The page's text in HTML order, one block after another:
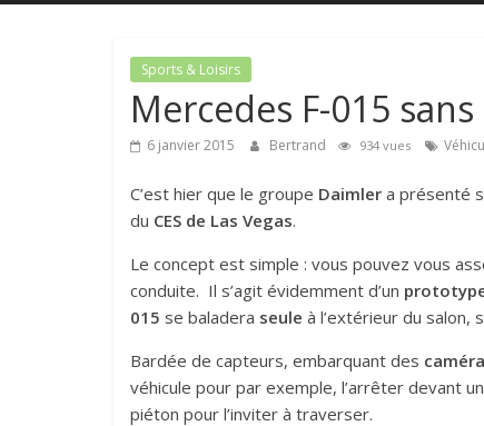
Sports & Loisirs
Mercedes F-015
6 janvier 2015 Bertrand 934 vues
C’est hier que le groupe Daimler a présenté
du CES de Las Vegas.
Le concept est simple : vous pouvez vous
conduite. Il s’agit évidemment d’un
015 se baladera seule à l’extérieur du salon,
Bardée de capteurs, embarquant des
véhicule pour par exemple, l’arrêter devant
piéton pour l’inviter à traverser.